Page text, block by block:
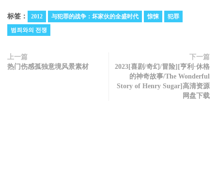
标签： 2012 与犯罪的战争：坏家伙的全盛时代 惊悚
犯罪
범죄와의 전쟁
上一篇
热门伤感孤独意境风景素材
下一篇
2023[喜剧/奇幻/冒险][亨利·休格
的神奇故事/The Wonderful
Story of Henry Sugar]高清资源
网盘下载